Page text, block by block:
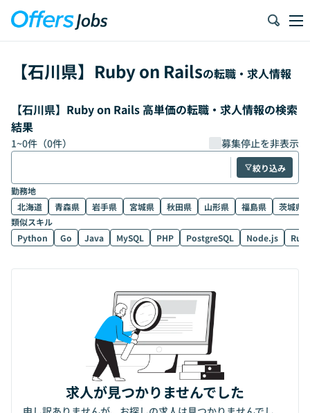
【石川県】 Ruby on Railsの転職・求人情報
【石川県】Ruby on Rails 高単価の転職・求人情報の検索
結果
1~0件（0件） 募集停止を非表示
絞り込み
勤務地
北海道
青森県 岩手県 宮城県 秋田県 山形県 福島県
茨城県
類似スキル
Python
Go Java MySQL PHP PostgreSQL Node.js
求人が見つかりませんでした